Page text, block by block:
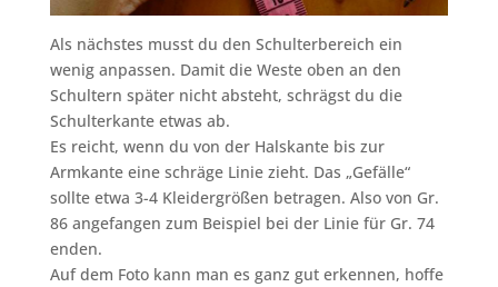
Als nächstes musst du den Schulterbereich ein
wenig anpassen. Damit die Weste oben an den
Schultern später nicht absteht, schrägst du die
Schulterkante etwas ab.
Es reicht, wenn du von der Halskante bis zur
Armkante eine schräge Linie zieht. Das „Gefälle“
sollte etwa 3-4 Kleidergrößen betragen. Also von Gr.
86 angefangen zum Beispiel bei der Linie für Gr. 74
enden.
Auf dem Foto kann man es ganz gut erkennen, hoffe